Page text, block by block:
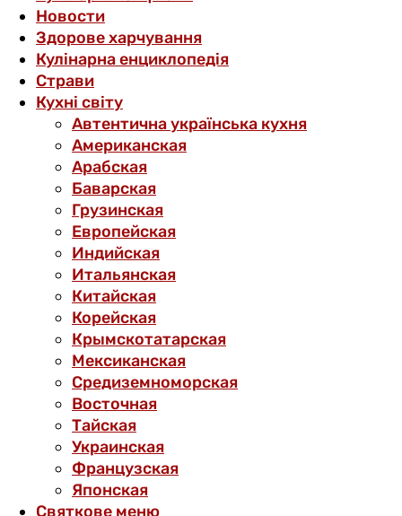
Новости
Здорове харчування
Кулінарна енциклопедія
Страви
Кухні світу
Автентична українська кухня
Американская
Арабская
Баварская
Грузинская
Европейская
Индийская
Итальянская
Китайская
Корейская
Крымскотатарская
Мексиканская
Средиземноморская
Восточная
Тайская
Украинская
Французская
Японская
Святкове меню